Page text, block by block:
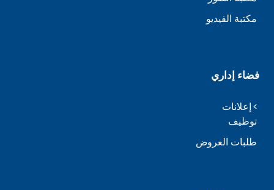
مكتبة الفيديو
فضاء إداري
إعلانات
توظيف
طلبات العروض